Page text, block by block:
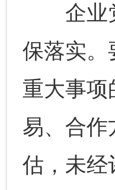
企业党
保落实。
重大事项
易、合作
估，未经